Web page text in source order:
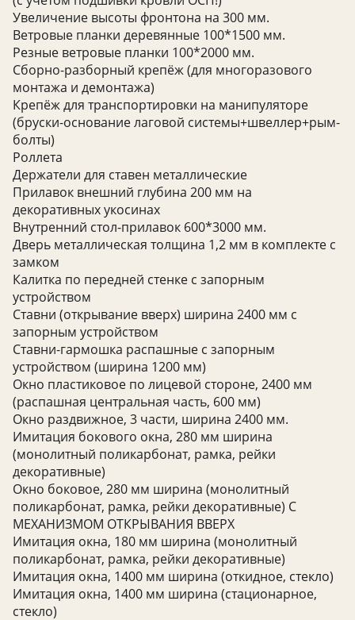
Увеличение высоты фронтона на 300 мм.
Ветровые планки деревянные 100*1500 мм.
Резные ветровые планки 100*2000 мм.
Сборно-разборный крепёж (для многоразового
монтажа и демонтажа)
Крепёж для транспортировки на манипуляторе
(бруски-основание лаговой системы+швеллер+рым-
болты)
Роллета
Держатели для ставен металлические
Прилавок внешний глубина 200 мм на
декоративных укосинах
Внутренний стол-прилавок 600*3000 мм.
Дверь металлическая толщина 1,2 мм в комплекте с
замком
Калитка по передней стенке с запорным
устройством
Ставни (открывание вверх) ширина 2400 мм с
запорным устройством
Ставни-гармошка распашные с запорным
устройством (ширина 1200 мм)
Окно пластиковое по лицевой стороне, 2400 мм
(распашная центральная часть, 600 мм)
Окно раздвижное, 3 части, ширина 2400 мм.
Имитация бокового окна, 280 мм ширина
(монолитный поликарбонат, рамка, рейки
декоративные)
Окно боковое, 280 мм ширина (монолитный
поликарбонат, рамка, рейки декоративные) С
МЕХАНИЗМОМ ОТКРЫВАНИЯ ВВЕРХ
Имитация окна, 180 мм ширина (монолитный
поликарбонат, рамка, рейки декоративные)
Имитация окна, 1400 мм ширина (откидное, стекло)
Имитация окна, 1400 мм ширина (стационарное,
стекло)